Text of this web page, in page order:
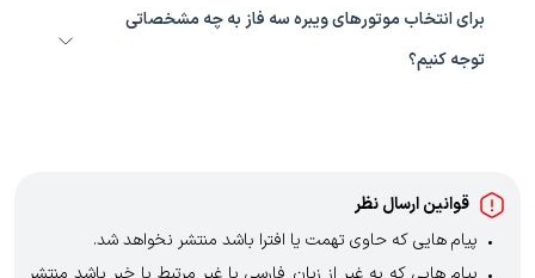
صنعتی و مداوم مناسب هستند؛ درحالی‌که موتور ویبره تک فاز بیشتر در
تجهیزات سبک و کارگاهی استفاده می‌شود.
برای انتخاب موتورهای ویبره سه فاز به چه مشخصاتی
توجه کنیم؟
قوانین ارسال نظر
پیام هایی که حاوی تهمت یا افترا باشد منتشر نخواهد شد.